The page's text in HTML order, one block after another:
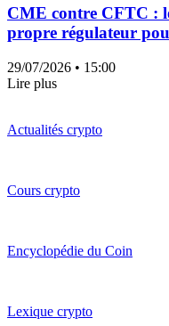
CME contre CFTC :
propre régulateur
29/07/2026 • 15:00
Lire plus
Actualités crypto
Cours crypto
Encyclopédie du Coin
Lexique crypto